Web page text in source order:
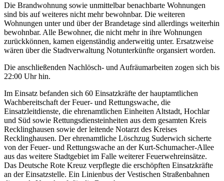
Die Brandwohnung sowie unmittelbar benachbarte Wohnungen
sind bis auf weiteres nicht mehr bewohnbar. Die weiteren
Wohnungen unter und über der Brandetage sind allerdings weiterhin
bewohnbar. Alle Bewohner, die nicht mehr in ihre Wohnungen
zurückkönnen, kamen eigenständig anderweitig unter. Ersatzweise
wären über die Stadtverwaltung Notunterkünfte organsiert worden.
Die anschließenden Nachlösch- und Aufräumarbeiten zogen sich bis
22:00 Uhr hin.
Im Einsatz befanden sich 60 Einsatzkräfte der hauptamtlichen
Wachbereitschaft der Feuer- und Rettungswache, die
Einsatzleitdienste, die ehrenamtlichen Einheiten Altstadt, Hochlar
und Süd sowie Rettungsdiensteinheiten aus dem gesamten Kreis
Recklinghausen sowie der leitende Notarzt des Kreises
Recklinghausen. Der ehrenamtliche Löschzug Suderwich sicherte
von der Feuer- und Rettungswache an der Kurt-Schumacher-Allee
aus das weitere Stadtgebiet im Falle weiterer Feuerwehreinsätze.
Das Deutsche Rote Kreuz verpflegte die erschöpften Einsatzkräfte
an der Einsatzstelle. Ein Linienbus der Vestischen Straßenbahnen